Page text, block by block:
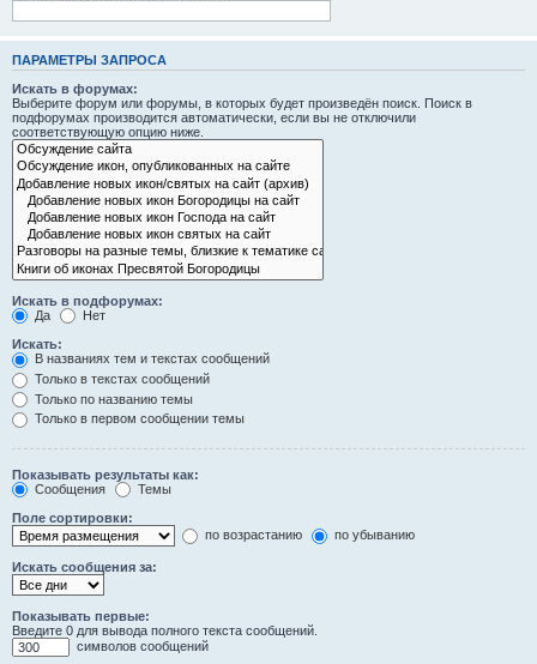
ПАРАМЕТРЫ ЗАПРОСА
Искать в форумах:
Выберите форум или форумы, в которых будет произведён поиск. Поиск в
подфорумах производится автоматически, если вы не отключили
соответствующую опцию ниже.
Искать в подфорумах:
Да
Нет
Искать:
В названиях тем и текстах сообщений
Только в текстах сообщений
Только по названию темы
Только в первом сообщении темы
Показывать результаты как:
Сообщения
Темы
Поле сортировки:
по возрастанию
по убыванию
Искать сообщения за:
Показывать первые:
Введите 0 для вывода полного текста сообщений.
символов сообщений